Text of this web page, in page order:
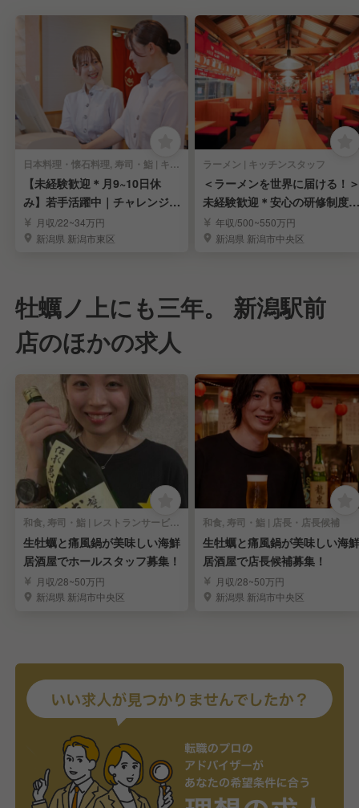
日本料理・懐石料理, 寿司・鮨 | キッチンスタッフ
【未経験歓迎＊月9~10日休
み】若手活躍中｜チャレンジを
応援する環境｜寿司
月収/22~34万円
新潟県 新潟市東区
ラーメン | キッチンスタッフ
＜ラーメンを世界に届ける！＞
未経験歓迎＊安心の研修制度＊
独立歓迎＊高収入
年収/500~550万円
新潟県 新潟市中央区
牡蠣ノ上にも三年。 新潟駅前
店のほかの求人
和食, 寿司・鮨 | レストランサービス・ホールスタッフ
生牡蠣と痛風鍋が美味しい海鮮
居酒屋でホールスタッフ募集！
月収/28~50万円
新潟県 新潟市中央区
和食, 寿司・鮨 | 店長・店長候補
生牡蠣と痛風鍋が美味しい海鮮
居酒屋で店長候補募集！
月収/28~50万円
新潟県 新潟市中央区